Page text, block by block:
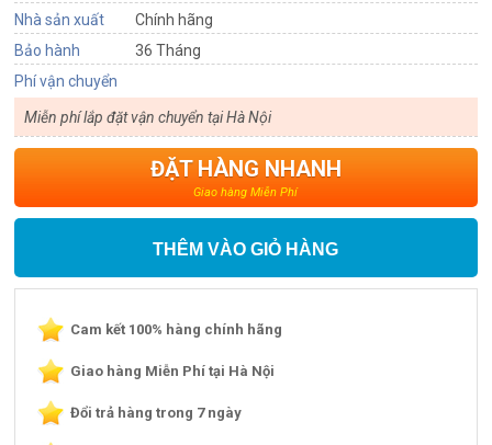
Nhà sản xuất
Chính hãng
Bảo hành
36 Tháng
Phí vận chuyển
Miễn phí lắp đặt vận chuyển tại Hà Nội
ĐẶT HÀNG NHANH
Giao hàng Miễn Phí
THÊM VÀO GIỎ HÀNG
Cam kết 100% hàng chính hãng
Giao hàng Miễn Phí tại Hà Nội
Đổi trả hàng trong 7 ngày